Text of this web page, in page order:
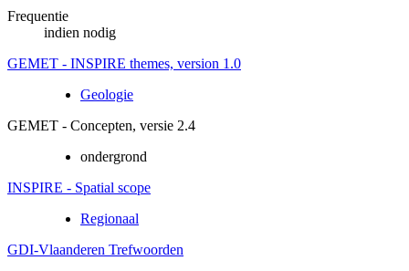
Frequentie
indien nodig
GEMET - INSPIRE themes, version 1.0
Geologie
GEMET - Concepten, versie 2.4
ondergrond
INSPIRE - Spatial scope
Regionaal
GDI-Vlaanderen Trefwoorden